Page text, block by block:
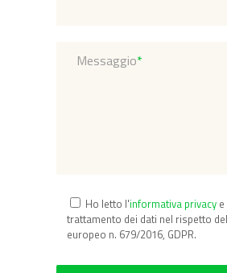
Messaggio*
Ho letto l'informativa privacye
trattamento dei dati nel rispetto
europeo n. 679/2016, GDPR.